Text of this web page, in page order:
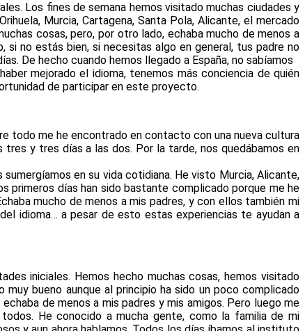
Los fines de semana hemos visitado muchas ciudades y
Murcia, Cartagena, Santa Pola, Alicante, el mercado
cosas, pero, por otro lado, echaba mucho de menos a
no estás bien, si necesitas algo en general, tus padre no
De hecho cuando hemos llegado a España, no sabíamos
mejorado el idioma, tenemos más conciencia de quién
de participar en este proyecto.
todo me he encontrado en contacto con una nueva cultura
y tres días a las dos. Por la tarde, nos quedábamos en
en su vida cotidiana. He visto Murcia, Alicante,
primeros días han sido bastante complicado porque me he
mucho de menos a mis padres, y con ellos también mi
idioma… a pesar de esto estas experiencias te ayudan a
iniciales. Hemos hecho muchas cosas, hemos visitado
bueno aunque al principio ha sido un poco complicado
de menos a mis padres y mis amigos. Pero luego me
He conocido a mucha gente, como la familia de mi